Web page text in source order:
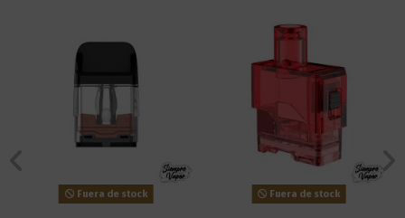
Fuera de stock Fuera de stock